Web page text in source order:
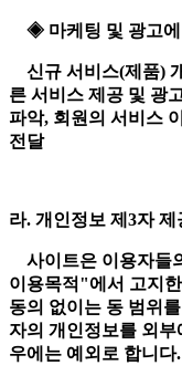
◈ 마케팅 및 광고에
신규 서비스(제품)
른 서비스 제공 및 광
파악, 회원의 서비스
전달
라. 개인정보 제3자 제
사이트은 이용자들
이용목적"에서 고지
동의 없이는 동 범위
자의 개인정보를 외
우에는 예외로 합니다.